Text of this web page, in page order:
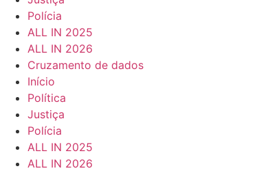
Polícia
ALL IN 2025
ALL IN 2026
Cruzamento de dados
Início
Política
Justiça
Polícia
ALL IN 2025
ALL IN 2026